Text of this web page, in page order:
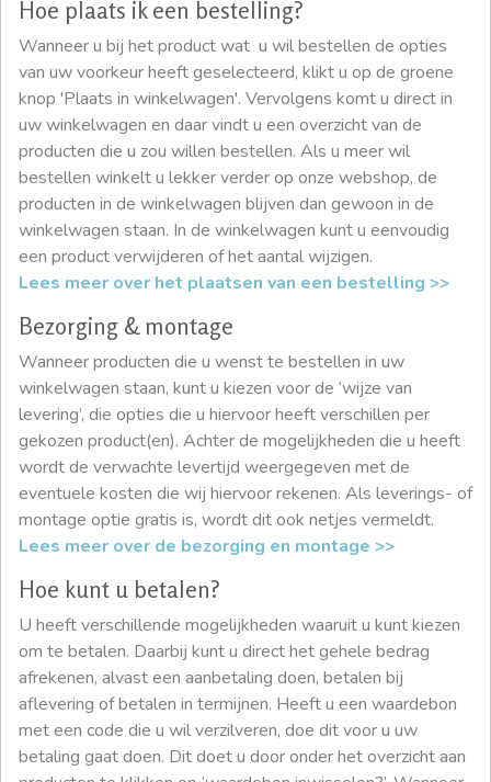
Hoe plaats ik een bestelling?
Wanneer u bij het product wat u wil bestellen de opties
van uw voorkeur heeft geselecteerd, klikt u op de groene
knop 'Plaats in winkelwagen'. Vervolgens komt u direct in
uw winkelwagen en daar vindt u een overzicht van de
producten die u zou willen bestellen. Als u meer wil
bestellen winkelt u lekker verder op onze webshop, de
producten in de winkelwagen blijven dan gewoon in de
winkelwagen staan. In de winkelwagen kunt u eenvoudig
een product verwijderen of het aantal wijzigen.
Lees meer over het plaatsen van een bestelling >>
Bezorging & montage
Wanneer producten die u wenst te bestellen in uw
winkelwagen staan, kunt u kiezen voor de ‘wijze van
levering’, die opties die u hiervoor heeft verschillen per
gekozen product(en). Achter de mogelijkheden die u heeft
wordt de verwachte levertijd weergegeven met de
eventuele kosten die wij hiervoor rekenen. Als leverings- of
montage optie gratis is, wordt dit ook netjes vermeldt.
Lees meer over de bezorging en montage >>
Hoe kunt u betalen?
U heeft verschillende mogelijkheden waaruit u kunt kiezen
om te betalen. Daarbij kunt u direct het gehele bedrag
afrekenen, alvast een aanbetaling doen, betalen bij
aflevering of betalen in termijnen. Heeft u een waardebon
met een code die u wil verzilveren, doe dit voor u uw
betaling gaat doen. Dit doet u door onder het overzicht aan